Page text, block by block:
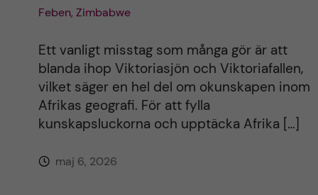
Feben, Zimbabwe
Ett vanligt misstag som många gör är att
blanda ihop Viktoriasjön och Viktoriafallen,
vilket säger en hel del om okunskapen inom
Afrikas geografi. För att fylla
kunskapsluckorna och upptäcka Afrika […]
maj 6, 2026